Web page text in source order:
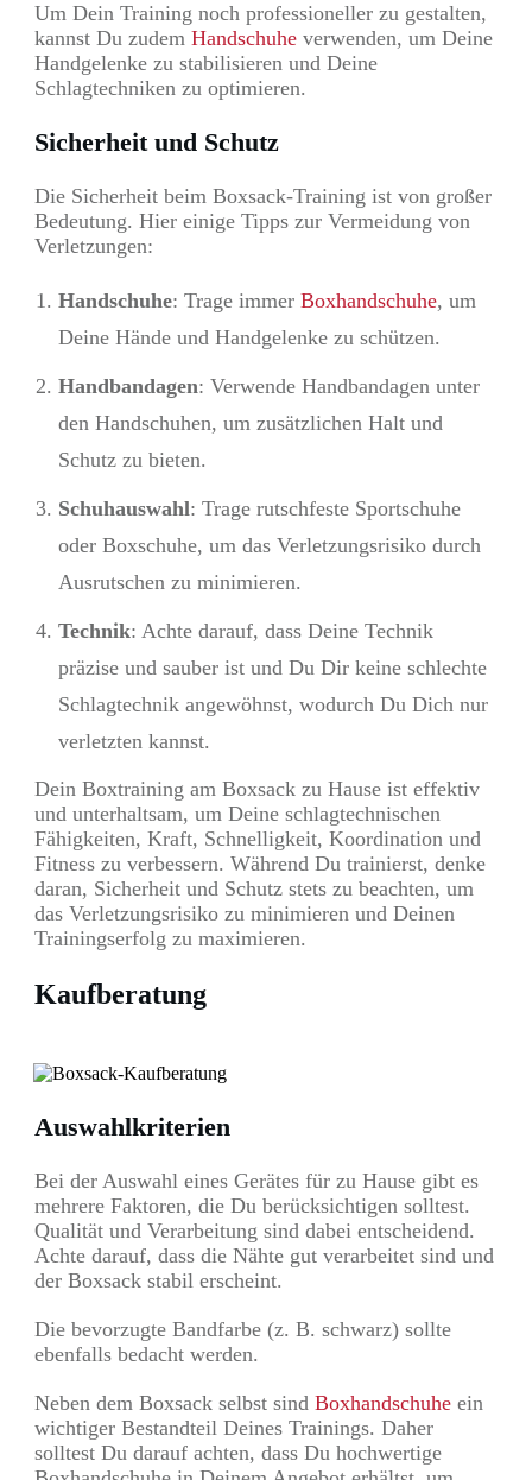
Um Dein Training noch professioneller zu gestalten,
kannst Du zudem Handschuhe verwenden, um Deine
Handgelenke zu stabilisieren und Deine
Schlagtechniken zu optimieren.
Sicherheit und Schutz
Die Sicherheit beim Boxsack-Training ist von großer
Bedeutung. Hier einige Tipps zur Vermeidung von
Verletzungen:
Handschuhe: Trage immer Boxhandschuhe, um
Deine Hände und Handgelenke zu schützen.
Handbandagen: Verwende Handbandagen unter
den Handschuhen, um zusätzlichen Halt und
Schutz zu bieten.
Schuhauswahl: Trage rutschfeste Sportschuhe
oder Boxschuhe, um das Verletzungsrisiko durch
Ausrutschen zu minimieren.
Technik: Achte darauf, dass Deine Technik
präzise und sauber ist und Du Dir keine schlechte
Schlagtechnik angewöhnst, wodurch Du Dich nur
verletzten kannst.
Dein Boxtraining am Boxsack zu Hause ist effektiv
und unterhaltsam, um Deine schlagtechnischen
Fähigkeiten, Kraft, Schnelligkeit, Koordination und
Fitness zu verbessern. Während Du trainierst, denke
daran, Sicherheit und Schutz stets zu beachten, um
das Verletzungsrisiko zu minimieren und Deinen
Trainingserfolg zu maximieren.
Kaufberatung
Auswahlkriterien
Bei der Auswahl eines Gerätes für zu Hause gibt es
mehrere Faktoren, die Du berücksichtigen solltest.
Qualität und Verarbeitung sind dabei entscheidend.
Achte darauf, dass die Nähte gut verarbeitet sind und
der Boxsack stabil erscheint.
Die bevorzugte Bandfarbe (z. B. schwarz) sollte
ebenfalls bedacht werden.
Neben dem Boxsack selbst sind Boxhandschuhe ein
wichtiger Bestandteil Deines Trainings. Daher
solltest Du darauf achten, dass Du hochwertige